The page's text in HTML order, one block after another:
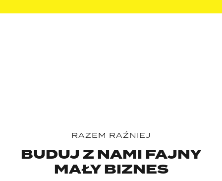
RAZEM RAŹNIEJ
BUDUJ Z NAMIFAJNY
MAŁYBIZNES